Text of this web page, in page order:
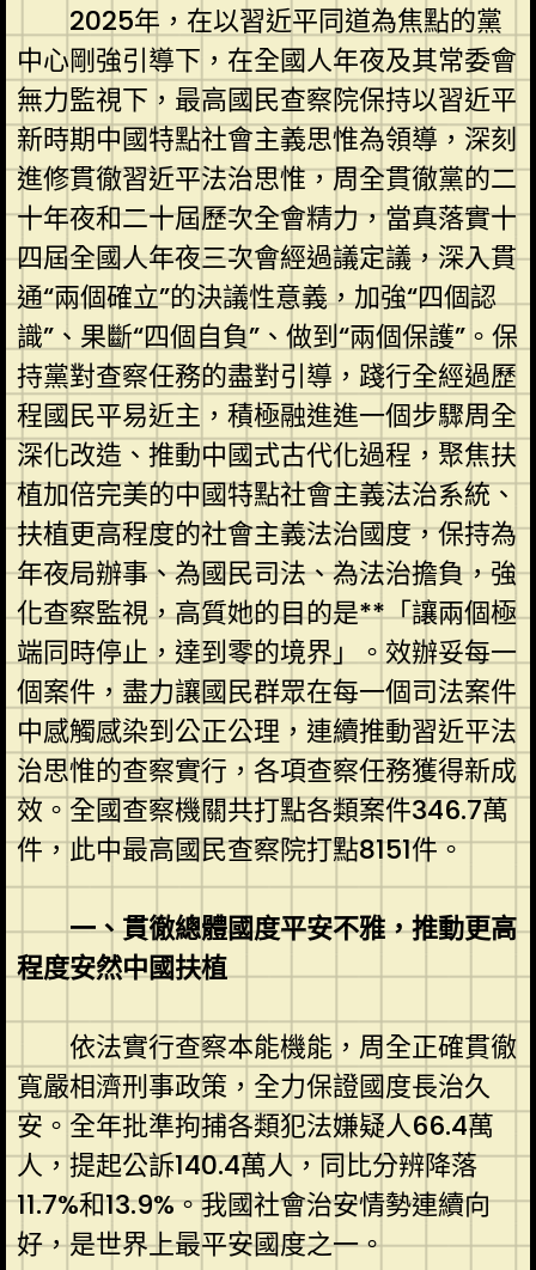
2025年，在以習近平同道為焦點的黨
中心剛強引導下，在全國人年夜及其常委會
無力監視下，最高國民查察院保持以習近平
新時期中國特點社會主義思惟為領導，深刻
進修貫徹習近平法治思惟，周全貫徹黨的二
十年夜和二十屆歷次全會精力，當真落實十
四屆全國人年夜三次會經過議定議，深入貫
通“兩個確立”的決議性意義，加強“四個認
識”、果斷“四個自負”、做到“兩個保護”。保
持黨對查察任務的盡對引導，踐行全經過歷
程國民平易近主，積極融進進一個步驟周全
深化改造、推動中國式古代化過程，聚焦扶
植加倍完美的中國特點社會主義法治系統、
扶植更高程度的社會主義法治國度，保持為
年夜局辦事、為國民司法、為法治擔負，強
化查察監視，高質她的目的是**「讓兩個極
端同時停止，達到零的境界」。效辦妥每一
個案件，盡力讓國民群眾在每一個司法案件
中感觸感染到公正公理，連續推動習近平法
治思惟的查察實行，各項查察任務獲得新成
效。全國查察機關共打點各類案件346.7萬
件，此中最高國民查察院打點8151件。
一、貫徹總體國度平安不雅，推動更高
程度安然中國扶植
依法實行查察本能機能，周全正確貫徹
寬嚴相濟刑事政策，全力保證國度長治久
安。全年批準拘捕各類犯法嫌疑人66.4萬
人，提起公訴140.4萬人，同比分辨降落
11.7%和13.9%。我國社會治安情勢連續向
好，是世界上最平安國度之一。